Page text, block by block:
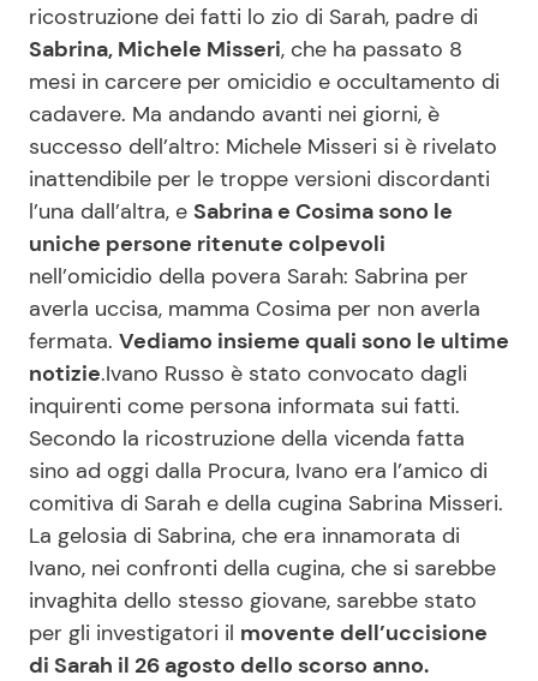
Seguici
Info
Chi siamo
Disclaimer e Privacy
Redazione
Contattaci
Pubblicità
Privacy Policy
ricostruzione dei fatti lo zio di Sarah, padre di
Sabrina, Michele Misseri, che ha passato 8
mesi in carcere per omicidio e occultamento di
cadavere. Ma andando avanti nei giorni, è
successo dell’altro: Michele Misseri si è rivelato
inattendibile per le troppe versioni discordanti
l’una dall’altra, e Sabrina e Cosima sono le
uniche persone ritenute colpevoli
nell’omicidio della povera Sarah: Sabrina per
averla uccisa, mamma Cosima per non averla
fermata. Vediamo insieme quali sono le ultime
notizie.Ivano Russo è stato convocato dagli
inquirenti come persona informata sui fatti.
Secondo la ricostruzione della vicenda fatta
sino ad oggi dalla Procura, Ivano era l’amico di
comitiva di Sarah e della cugina Sabrina Misseri.
La gelosia di Sabrina, che era innamorata di
Ivano, nei confronti della cugina, che si sarebbe
invaghita dello stesso giovane, sarebbe stato
per gli investigatori il movente dell’uccisione
di Sarah il 26 agosto dello scorso anno.